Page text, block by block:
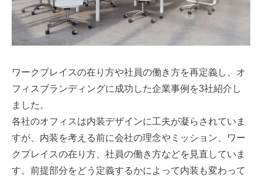
ワークプレイスの在り方や社員の働き方を再定義し、オ
フィスブランディングに成功した企業事例を3社紹介し
ました。
各社のオフィスは内装デザインに工夫が凝らされていま
すが、内装を考える前に会社の理念やミッション、ワー
クプレイスの在り方、社員の働き方などを見直していま
す。前提部分をどう定義するかによって内装も変わって